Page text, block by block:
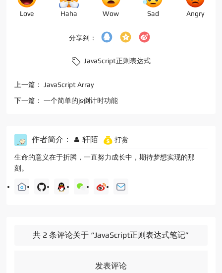
Love Haha Wow Sad Angry
分享到：
JavaScript正则表达式
上一篇：
JavaScript Array
下一篇：一个简单的js倒计时功能
作者简介： 轩陌 打赏
生命的意义在于折腾，一直努力成长中，期待梦想实现的那
刻。
共 2 条评论关于 “JavaScript正则表达式笔记”
发表评论